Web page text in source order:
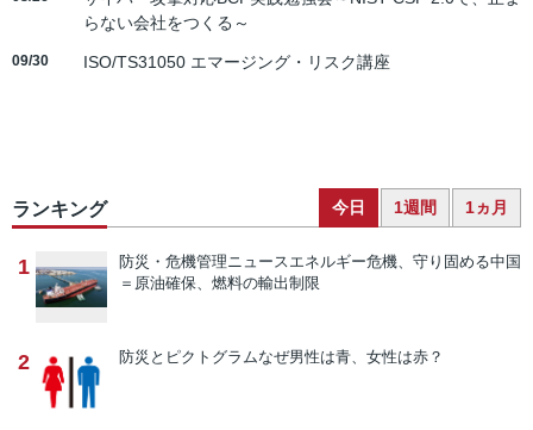
らない会社をつくる～
09/30 ISO/TS31050 エマージング・リスク講座
ランキング 今日 1週間 1ヵ月
1 防災・危機管理ニュースエネルギー危機、守り固める中国
＝原油確保、燃料の輸出制限
2 防災とピクトグラムなぜ男性は青、女性は赤？